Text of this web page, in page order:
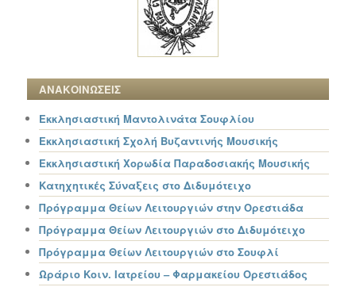
ΑΝΑΚΟΙΝΩΣΕΙΣ
Εκκλησιαστική Μαντολινάτα Σουφλίου
Εκκλησιαστική Σχολή Βυζαντινής Μουσικής
Εκκλησιαστική Χορωδία Παραδοσιακής Μουσικής
Κατηχητικές Σύναξεις στο Διδυμότειχο
Πρόγραμμα Θείων Λειτουργιών στην Ορεστιάδα
Πρόγραμμα Θείων Λειτουργιών στο Διδυμότειχο
Πρόγραμμα Θείων Λειτουργιών στο Σουφλί
Ωράριο Κοιν. Ιατρείου – Φαρμακείου Ορεστιάδος